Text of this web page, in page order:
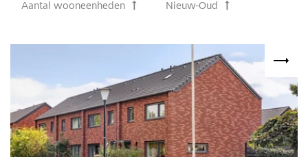
Aantal wooneenheden Nieuw-Oud